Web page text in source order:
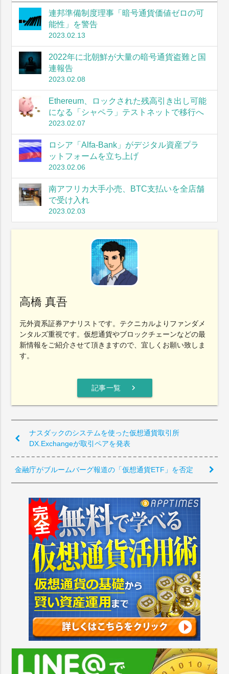
連邦準備制度理事「暗号通貨価値ゼロの可
能性」を警告
2023.02.13
2022年に北朝鮮が大量の暗号通貨盗難と国
連報告
2023.02.08
Ethereum、ロックされた残高引き出し可能
になる「シャペラ」テストネットで移行へ
2023.02.07
ロシア「Alfa-Bank」がデジタル資産プラ
ットフォームを立ち上げ
2023.02.06
南アフリカ大手小売、BTC支払いを全店舗
で受け入れ
2023.02.03
高橋 真吾
元外資系証券アナリストです。テクニカルよりファンダメ
ンタルズ重視です。仮想通貨やブロックチェーンなどの最
新情報をご紹介させて頂きますので、宜しくお願い致しま
す。
記事一覧 chevron_right
ナスダックのシステムを使った仮想通貨取引所
DX.Exchangeが取引ペアを発表
金融庁がブルームバーグ報道の「仮想通貨ETF」を否定